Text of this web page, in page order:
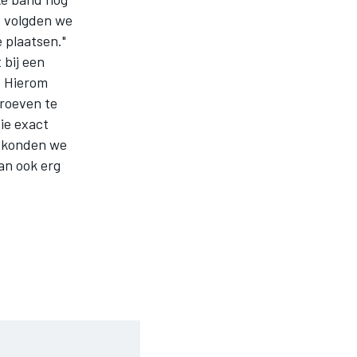
we
plaatsen."
een
te
exact
we
ook erg